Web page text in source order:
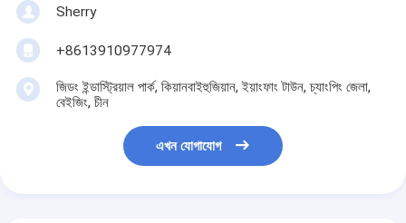
Sherry
+8613910977974
জিডং ইন্ডাস্ট্রিয়াল পার্ক, কিয়ানবাইহুজিয়ান, ইয়াংফাং টাউন, চ্যাংপিং জেলা,
বেইজিং, চীন
এখন যোগাযোগ